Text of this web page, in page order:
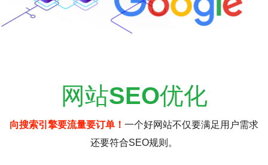
网站SEO优化
向搜索引擎要流量要订单！ 一个好网站不仅要满足用户需求
还要符合SEO规则。